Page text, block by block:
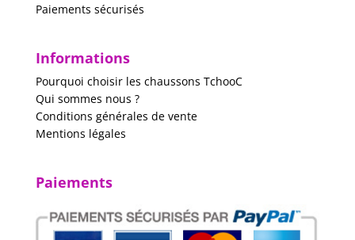
Paiements sécurisés
Informations
Pourquoi choisir les chaussons TchooC
Qui sommes nous ?
Conditions générales de vente
Mentions légales
Paiements